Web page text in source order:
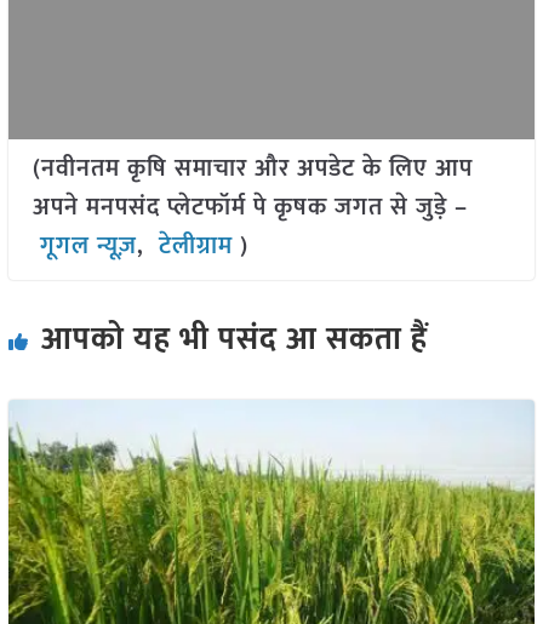
(नवीनतम कृषि समाचार और अपडेट के लिए आप
अपने मनपसंद प्लेटफॉर्म पे कृषक जगत से जुड़े –
गूगल न्यूज़,टेलीग्राम )
आपको यह भी पसंद आ सकता हैं